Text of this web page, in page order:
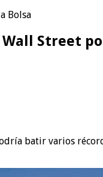
Bolsa
Street
batir varios